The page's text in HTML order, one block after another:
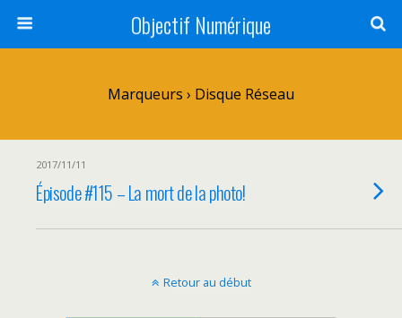
Objectif Numérique
Marqueurs › Disque Réseau
2017/11/11
Épisode #115 – La mort de la photo!
Retour au début